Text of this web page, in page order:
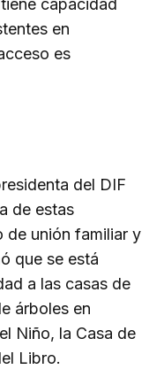
capacidad
en
es
del DIF
de estas
de unión familiar y
que se está
a las casas de
árboles en
Niño, la Casa de
Libro.